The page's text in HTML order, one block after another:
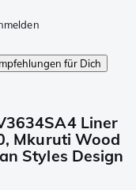
für Dich
Liner
Mkuruti Wood
Styles Design